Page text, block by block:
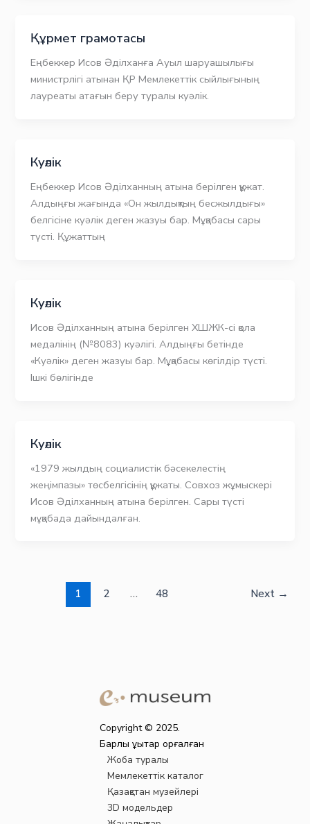
Құрмет грамотасы
Еңбеккер Исов Әділханға Ауыл шаруашылығы
министрлігі атынан ҚР Мемлекеттік сыйлығының
лауреаты атағын беру туралы куәлік.
Куәлік
Еңбеккер Исов Әділханның атына берілген құжат.
Алдыңғы жағында «Он жылдықтың бесжылдығы»
белгісіне куәлік деген жазуы бар. Мұқабасы сары
түсті. Құжаттың
Куәлік
Исов Әділханның атына берілген ХШЖК-сі қола
медалінің (№8083) куәлігі. Алдыңғы бетінде
«Куәлік» деген жазуы бар. Мұқабасы көгілдір түсті.
Ішкі бөлігінде
Куәлік
«1979 жылдың социалистік бәсекелестің
жеңімпазы» төсбелгісінің құжаты. Совхоз жұмыскері
Исов Әділханның атына берілген. Сары түсті
мұқабада дайындалған.
1 2 … 48 Next →
Copyright © 2025.
Барлық құқықтар қорғалған
Жоба туралы
Мемлекеттік каталог
Қазақстан музейлері
3D модельдер